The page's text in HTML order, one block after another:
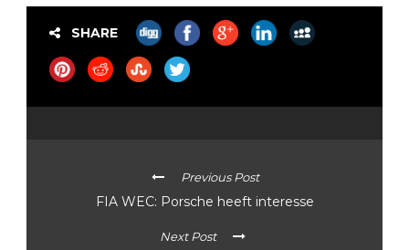
SHARE
Previous Post
FIA WEC: Porsche heeft interesse
Next Post